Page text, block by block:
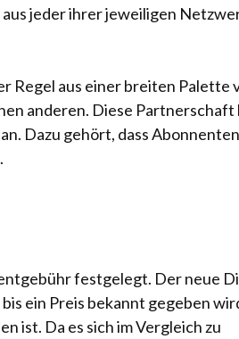
jeder ihrer jeweiligen
Regel aus einer breiten Palette
anderen. Diese
Dazu gehört, dass
festgelegt. Der neue
ein Preis bekannt gegeben
ist. Da es sich im Vergleich zu